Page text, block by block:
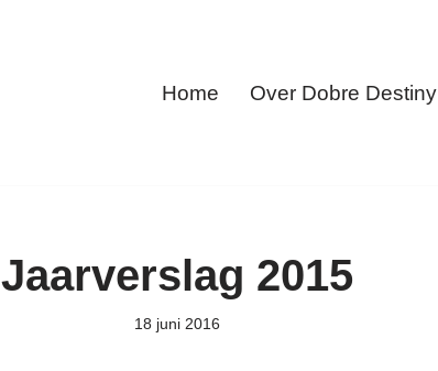
Home Over Dobre Destiny
Jaarverslag 2015
18 juni 2016